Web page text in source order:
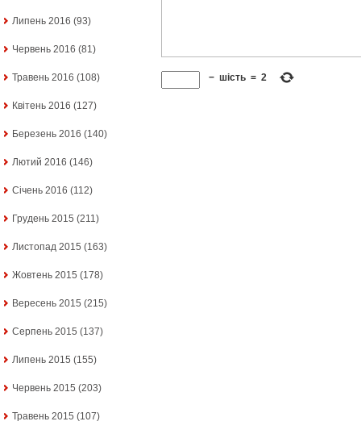
Липень 2016 (93)
Червень 2016 (81)
Травень 2016 (108)
Квітень 2016 (127)
Березень 2016 (140)
Лютий 2016 (146)
Січень 2016 (112)
Грудень 2015 (211)
Листопад 2015 (163)
Жовтень 2015 (178)
Вересень 2015 (215)
Серпень 2015 (137)
Липень 2015 (155)
Червень 2015 (203)
Травень 2015 (107)
− шість = 2